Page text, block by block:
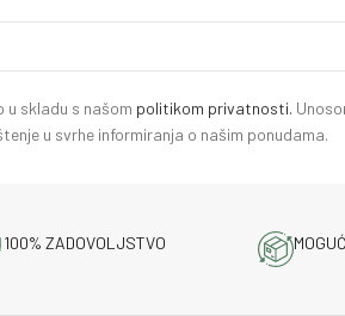
skladu s našom politikom privatnosti.
u svrhe informiranja o našim ponudama.
100% ZADOVOLJSTVO